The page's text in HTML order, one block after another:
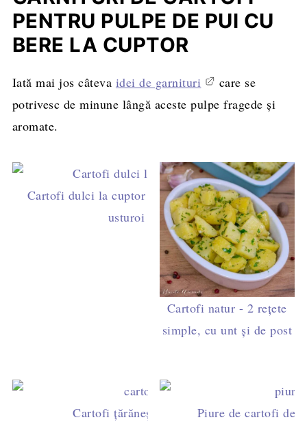
PENTRU PULPE DE PUI CU
BERE LA CUPTOR
Iată mai jos câteva idei de garnituri
care se
potrivesc de minune lângă aceste pulpe fragede și
aromate.
Cartofi dulci la cuptor cu rozmarin și
usturoi
Cartofi natur - 2 rețete
simple, cu unt și de post
Cartofi țărănești la tigaie cu ceapă și boia
Piure de cartofi de